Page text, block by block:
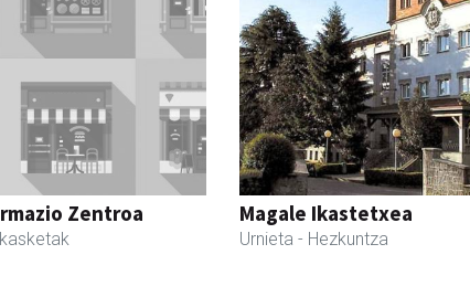
Zentroa Magale Ikastetxea
Urnieta - Hezkuntza